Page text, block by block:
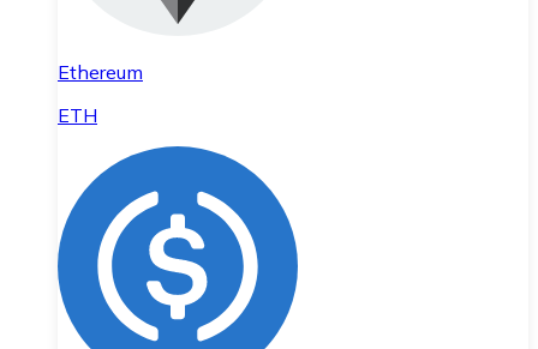
Ethereum
ETH